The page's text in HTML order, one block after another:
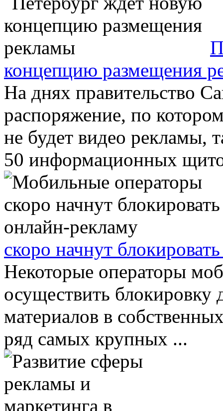
концепцию размещения
На днях правительство
распоряжение, по
не будет видео рекламы,
50 информационных
скоро начнут
Некоторые операторы
осуществить
материалов в
ряд самых крупных ...